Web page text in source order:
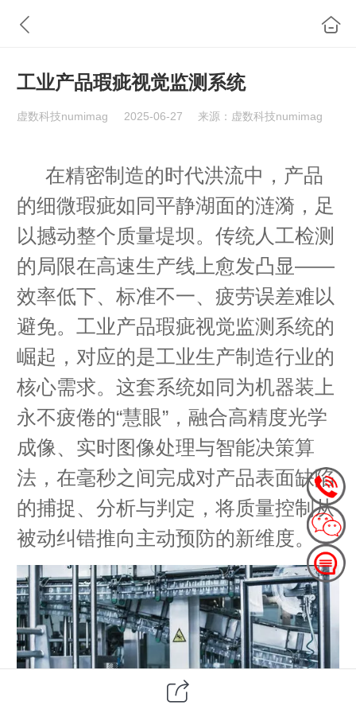
工业产品瑕疵视觉监测系统
虚数科技numimag 2025-06-27 来源：虚数科技numimag
在精密制造的时代洪流中，产品
的细微瑕疵如同平静湖面的涟漪，足
以撼动整个质量堤坝。传统人工检测
的局限在高速生产线上愈发凸显——
效率低下、标准不一、疲劳误差难以
避免。工业产品瑕疵视觉监测系统的
崛起，对应的是工业生产制造行业的
核心需求。这套系统如同为机器装上
永不疲倦的“慧眼”，融合高精度光学
成像、实时图像处理与智能决策算
法，在毫秒之间完成对产品表面缺陷
的捕捉、分析与判定，将质量控制从
被动纠错推向主动预防的新维度。